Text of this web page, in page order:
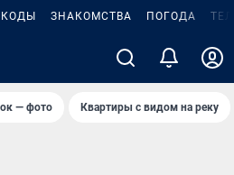
ЗНАКОМСТВА ПОГОДА
— фото Квартиры с видом на реку